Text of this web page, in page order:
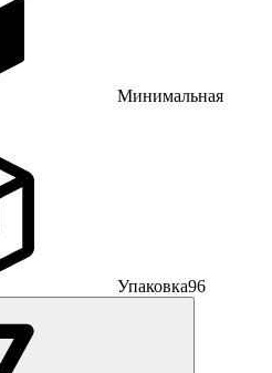
Минимальная
Упаковка96